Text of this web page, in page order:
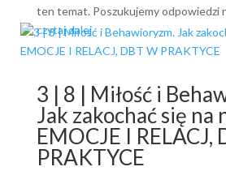
ten temat. Poszukujemy odpowiedzi
czytaj dalej
3 | 8 | Miłość i
Jak zakochać się na
EMOCJE I RELACJ,
PRAKTYCE